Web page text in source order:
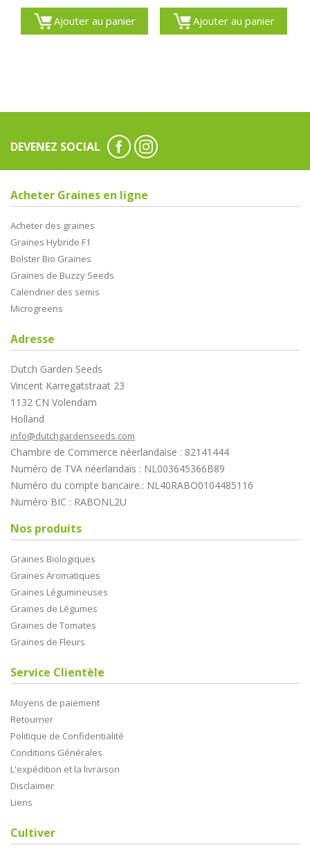
Ajouter au panier Ajouter au panier
DEVENEZ SOCIAL
Acheter Graines en ligne
Acheter des graines
Graines Hybride F1
Bolster Bio Graines
Graines de Buzzy Seeds
Calendrier des semis
Microgreens
Adresse
Dutch Garden Seeds
Vincent Karregatstraat 23
1132 CN Volendam
Holland
info@dutchgardenseeds.com
Chambre de Commerce néerlandaise : 82141444
Numéro de TVA néerlandais : NL003645366B89
Numéro du compte bancaire.: NL40RABO0104485116
Numéro BIC : RABONL2U
Nos produits
Graines Biologiques
Graines Aromatiques
Graines Légumineuses
Graines de Légumes
Graines de Tomates
Graines de Fleurs
Service Clientèle
Moyens de paiement
Retourner
Politique de Confidentialité
Conditions Générales
L'expédition et la livraison
Disclaimer
Liens
Cultiver